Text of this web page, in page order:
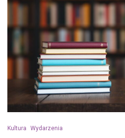
Kultura Wydarzenia